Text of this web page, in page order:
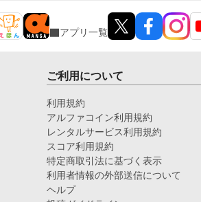
アプリ一覧
ご利用について
利用規約
アルファコイン利用規約
レンタルサービス利用規約
スコア利用規約
特定商取引法に基づく表示
利用者情報の外部送信について
ヘルプ